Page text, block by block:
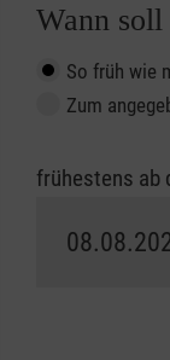
Wann
So früh wie
Zum
frühestens ab